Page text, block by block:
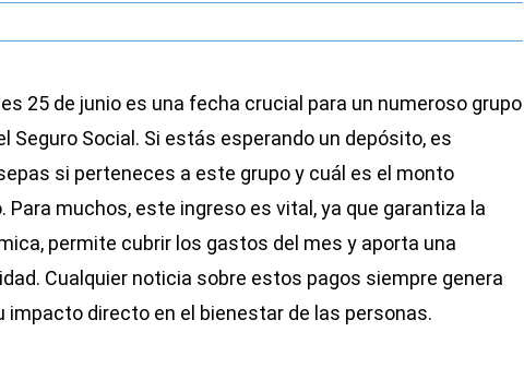
25 de junio es una fecha crucial para un numeroso grupo
Seguro Social. Si estás esperando un depósito, es
si perteneces a este grupo y cuál es el monto
Para muchos, este ingreso es vital, ya que garantiza la
permite cubrir los gastos del mes y aporta una
Cualquier noticia sobre estos pagos siempre genera
impacto directo en el bienestar de las personas.